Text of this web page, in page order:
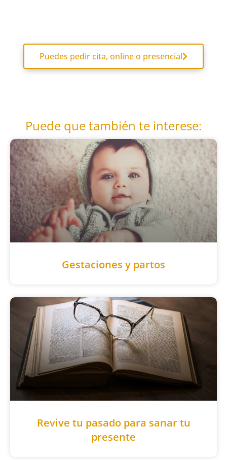
Puedes pedir cita, online o presencial
Puede que también te interese:
Gestaciones y partos
Revive tu pasado para sanar tu
presente